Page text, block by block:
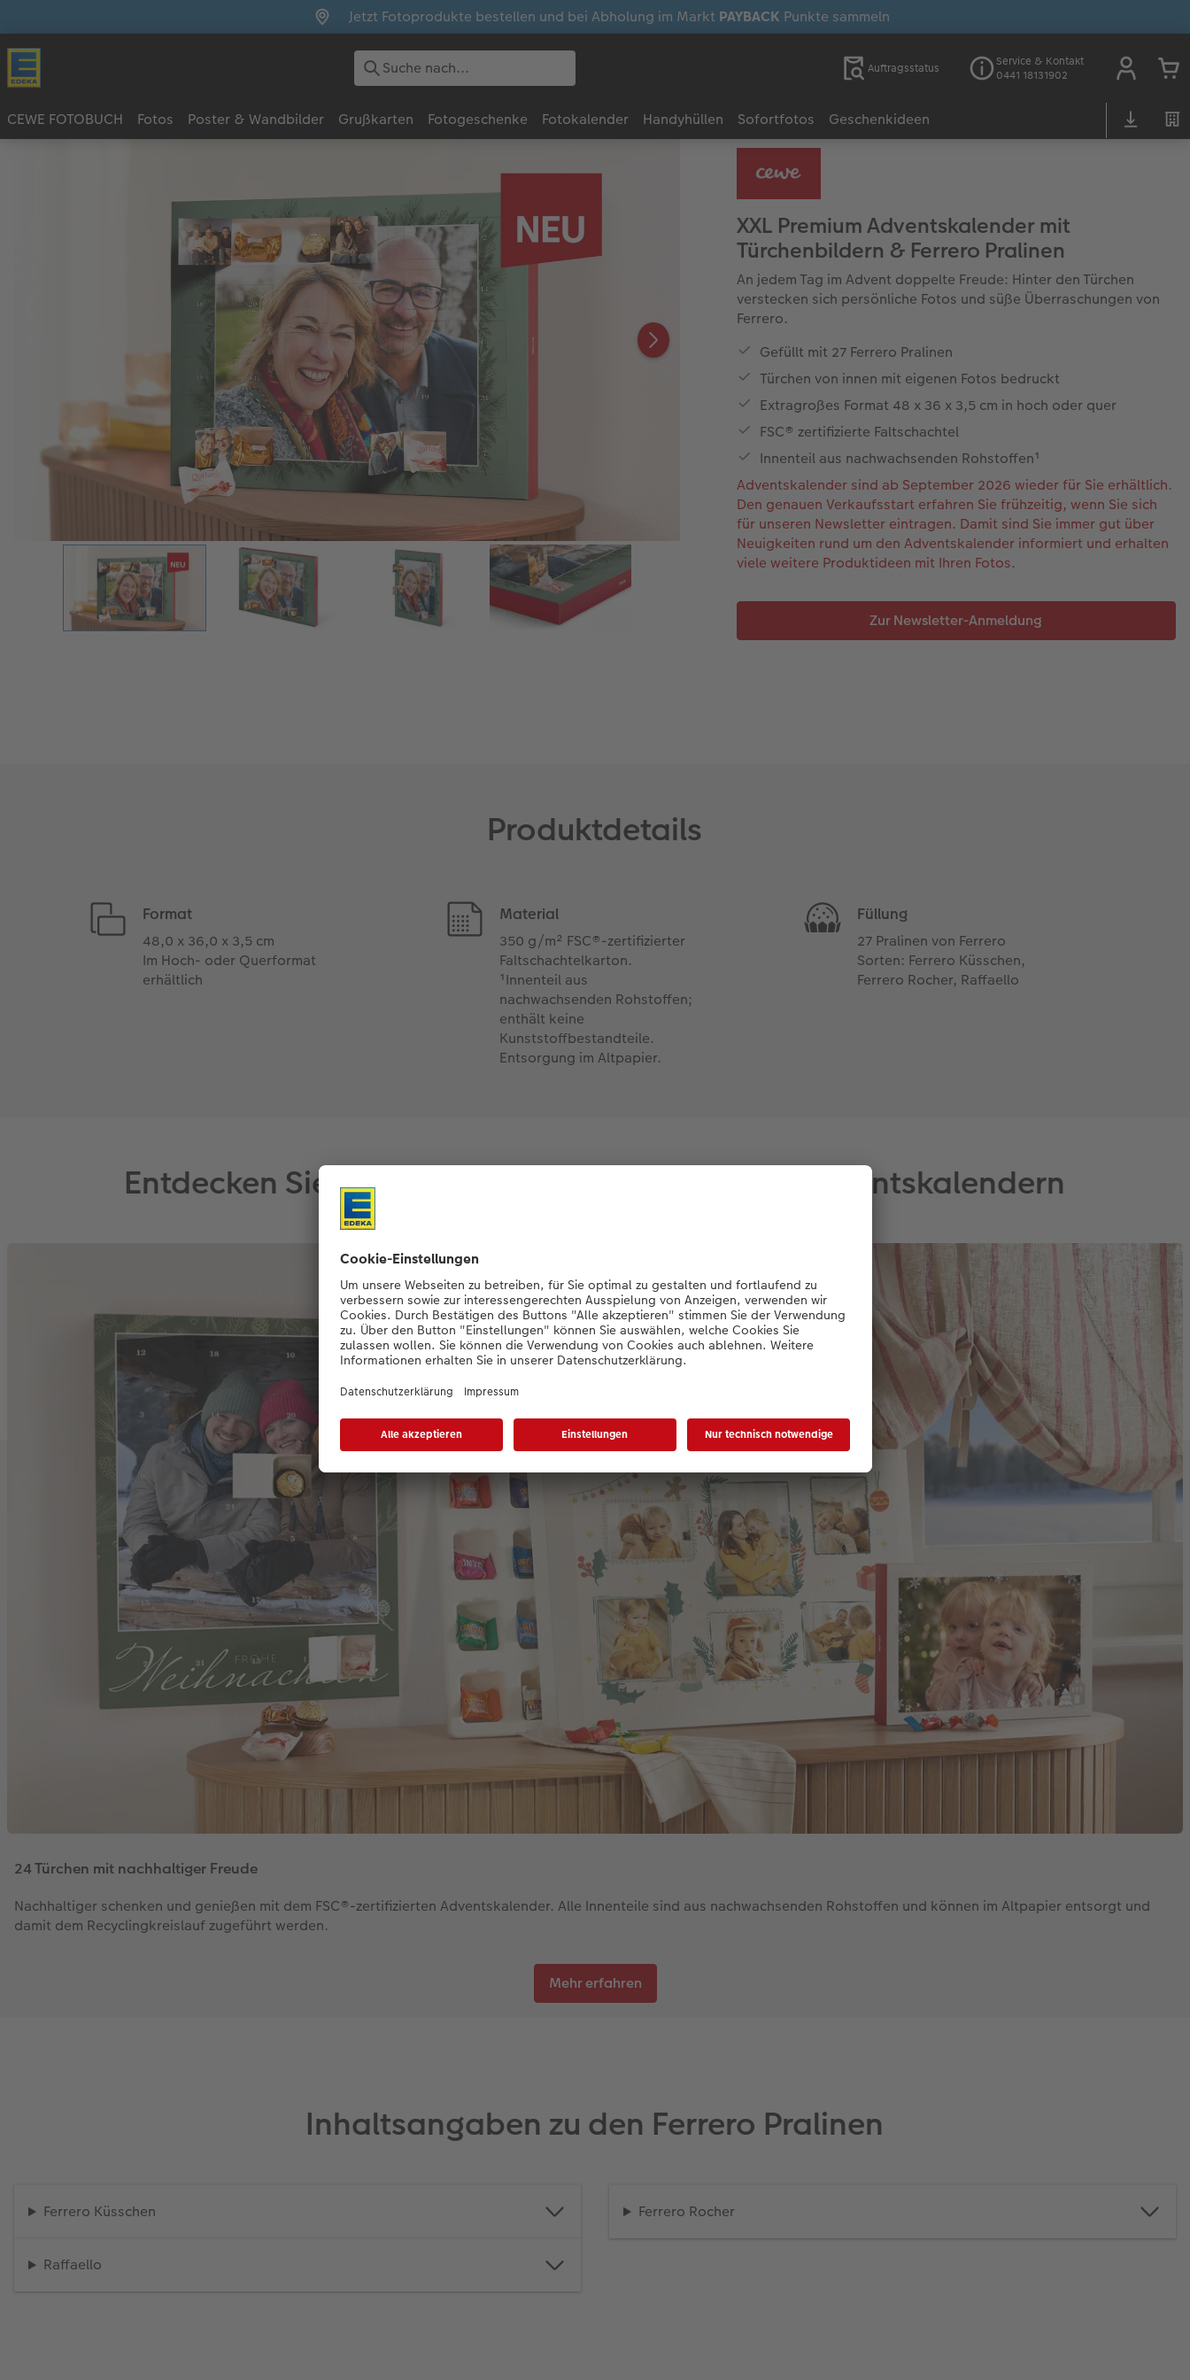
Jetzt Fotoprodukte bestellen und bei Abholung im Markt PAYBACK Punkte sammeln
Auftragsstatus
Service & Kontakt
0441 18131902
CEWE FOTOBUCH Fotos Poster & Wandbilder Grußkarten Fotogeschenke Fotokalender Handyhüllen Sofortfotos Geschenkideen
XXL Premium Adventskalender mit
Türchenbildern & Ferrero Pralinen
An jedem Tag im Advent doppelte Freude: Hinter den Türchen
verstecken sich persönliche Fotos und süße Überraschungen von
Ferrero.
Gefüllt mit 27 Ferrero Pralinen
Türchen von innen mit eigenen Fotos bedruckt
Extragroßes Format 48 x 36 x 3,5 cm in hoch oder quer
FSC® zertifizierte Faltschachtel
Innenteil aus nachwachsenden Rohstoffen¹
Adventskalender sind ab September 2026 wieder für Sie erhältlich.
Den genauen Verkaufsstart erfahren Sie frühzeitig, wenn Sie sich
für unseren Newsletter eintragen. Damit sind Sie immer gut über
Neuigkeiten rund um den Adventskalender informiert und erhalten
viele weitere Produktideen mit Ihren Fotos.
Zur Newsletter-Anmeldung
Produktdetails
Format
48,0 x 36,0 x 3,5 cm
Im Hoch- oder Querformat
erhältlich
Material
350 g/m² FSC®-zertifizierter
Faltschachtelkarton.
¹Innenteil aus
nachwachsenden Rohstoffen;
enthält keine
Kunststoffbestandteile.
Entsorgung im Altpapier.
Füllung
27 Pralinen von Ferrero
Sorten: Ferrero Küsschen,
Ferrero Rocher, Raffaello
Entdecken Sie die Nachhaltigkeit von unseren Adventskalendern
24 Türchen mit nachhaltiger Freude
Nachhaltiger schenken und genießen mit dem FSC®-zertifizierten Adventskalender. Alle Innenteile sind aus nachwachsenden Rohstoffen und können im Altpapier entsorgt und
damit dem Recyclingkreislauf zugeführt werden.
Mehr erfahren
Inhaltsangaben zu den Ferrero Pralinen
Ferrero Küsschen
Raffaello
Ferrero Rocher